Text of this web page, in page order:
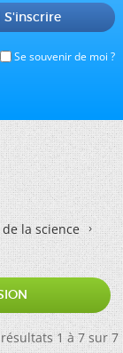
Se souvenir de moi ?
S'inscrire
la science
1 à 7 sur 7